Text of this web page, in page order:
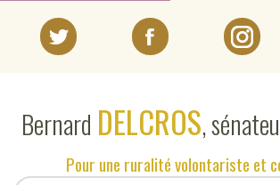
Bernard DELCROS,
Pour une ruralité volontariste et
EN DIRECT DU SÉNAT